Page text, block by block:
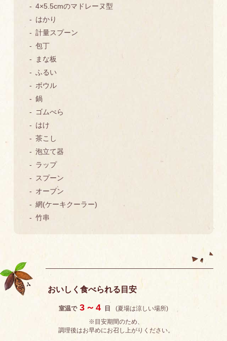
4×5.5cmのマドレーヌ型
はかり
計量スプーン
包丁
まな板
ふるい
ボウル
鍋
ゴムべら
はけ
茶こし
泡立て器
ラップ
スプーン
オーブン
網(ケーキクーラー)
竹串
おいしく食べられる目安
室温で 3～4 日
(夏場は涼しい場所)
※目安期間のため、
調理後はお早めにお召し上がりください。